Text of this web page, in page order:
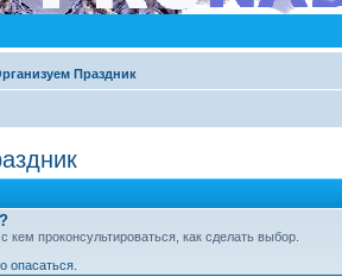
Праздник
кем проконсультироваться, как сделать выбор.
опасаться.